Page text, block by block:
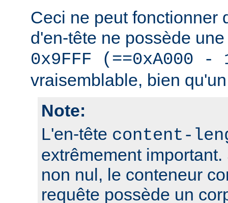
Ceci ne peut fonctionner
d'en-tête ne possède
0x9FFF (==0xA000 -
vraisemblable, bien
Note:
L'en-tête content-
extrêmement
non nul, le conteneur
requête possède un